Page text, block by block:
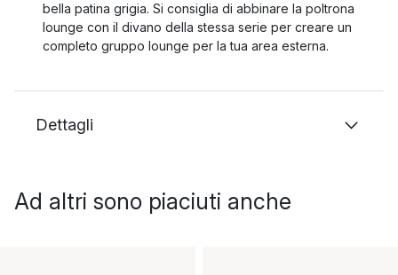
bella patina grigia. Si consiglia di abbinare la poltrona
lounge con il divano della stessa serie per creare un
completo gruppo lounge per la tua area esterna.
Dettagli
Ad altri sono piaciuti anche